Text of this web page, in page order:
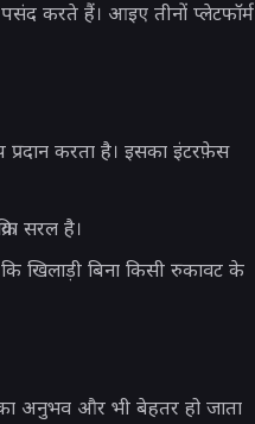
करते हैं। आइए तीनों प्लेटफॉर्म
करता है। इसका इंटरफ़ेस
सरल है।
खिलाड़ी बिना किसी रुकावट के
का अनुभव और भी बेहतर हो जाता